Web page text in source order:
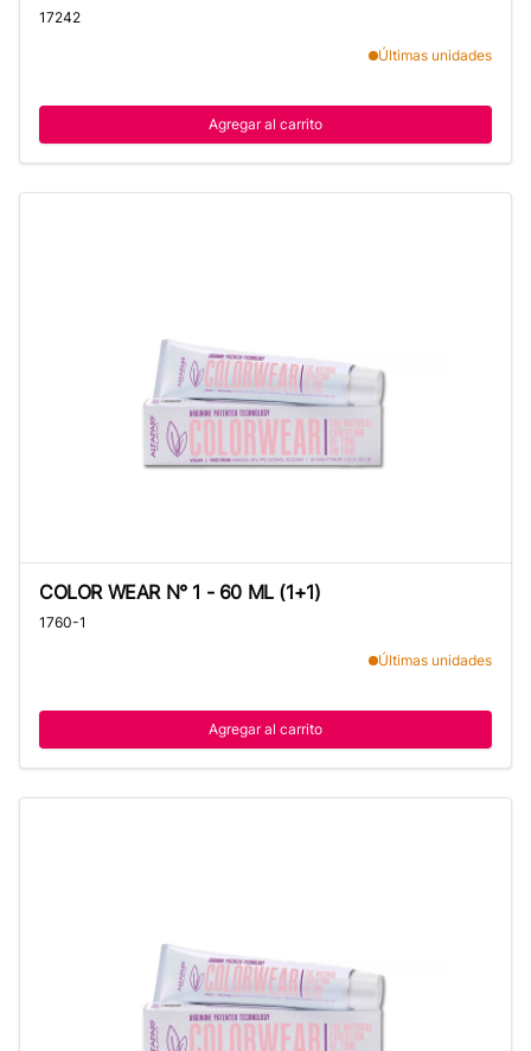
17242
Últimas unidades
Agregar al carrito
COLOR WEAR N° 1 - 60 ML (1+1)
1760-1
Últimas unidades
Agregar al carrito